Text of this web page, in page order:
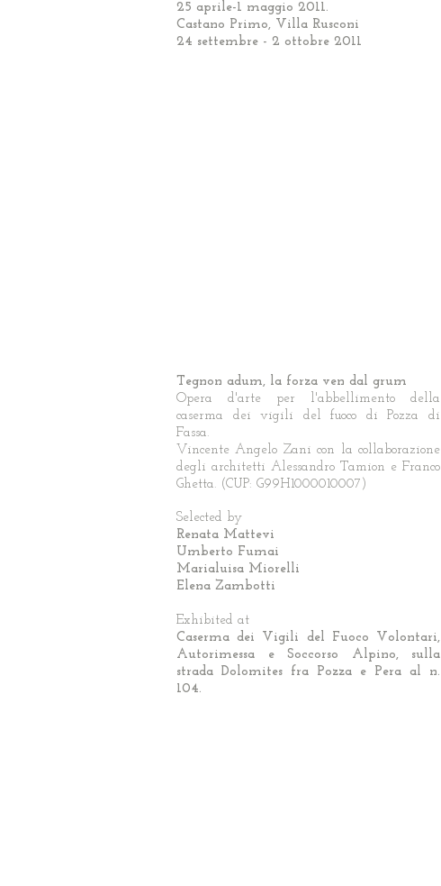
25 aprile-1 maggio 2011.
Castano Primo, Villa Rusconi
24 settembre - 2 ottobre 2011
Tegnon adum, la forza ven dal grum
Opera d'arte per l'abbellimento della
caserma dei vigili del fuoco di Pozza di
Fassa.
Vincente Angelo Zani con la collaborazione
degli architetti Alessandro Tamion e Franco
Ghetta. (CUP: G99H1000010007)
Selected by
Renata Mattevi
Umberto Fumai
Marialuisa Miorelli
Elena Zambotti
Exhibited at
Caserma dei Vigili del Fuoco Volontari,
Autorimessa e Soccorso Alpino, sulla
strada Dolomites fra Pozza e Pera al n.
104.